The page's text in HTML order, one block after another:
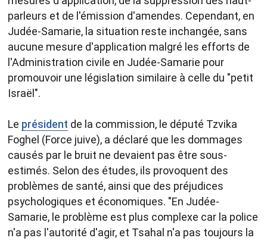
parleurs et de l'émission d'amendes. Cependant, en
Judée-Samarie, la situation reste inchangée, sans
aucune mesure d'application malgré les efforts de
l'Administration civile en Judée-Samarie pour
promouvoir une législation similaire à celle du "petit
Israël".​
Le président de la commission, le député Tzvika
Foghel (Force juive), a déclaré que les dommages
causés par le bruit ne devaient pas être sous-
estimés. Selon des études, ils provoquent des
problèmes de santé, ainsi que des préjudices
psychologiques et économiques. "En Judée-
Samarie, le problème est plus complexe car la police
n'a pas l'autorité d'agir, et Tsahal n'a pas toujours la